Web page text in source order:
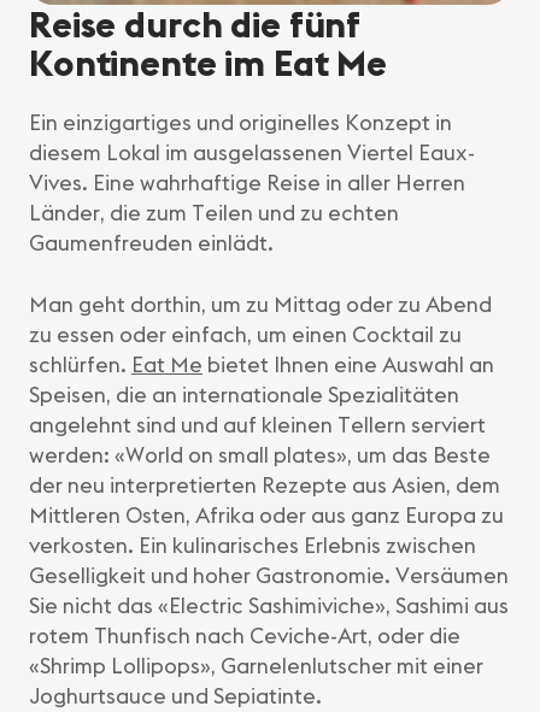
Reise durch die fünf
Kontinente im Eat Me
Ein einzigartiges und originelles Konzept in
diesem Lokal im ausgelassenen Viertel Eaux-
Vives. Eine wahrhaftige Reise in aller Herren
Länder, die zum Teilen und zu echten
Gaumenfreuden einlädt.
Man geht dorthin, um zu Mittag oder zu Abend
zu essen oder einfach, um einen Cocktail zu
schlürfen. Eat Me bietet Ihnen eine Auswahl an
Speisen, die an internationale Spezialitäten
angelehnt sind und auf kleinen Tellern serviert
werden: «World on small plates», um das Beste
der neu interpretierten Rezepte aus Asien, dem
Mittleren Osten, Afrika oder aus ganz Europa zu
verkosten. Ein kulinarisches Erlebnis zwischen
Geselligkeit und hoher Gastronomie. Versäumen
Sie nicht das «Electric Sashimiviche», Sashimi aus
rotem Thunfisch nach Ceviche-Art, oder die
«Shrimp Lollipops», Garnelenlutscher mit einer
Joghurtsauce und Sepiatinte.